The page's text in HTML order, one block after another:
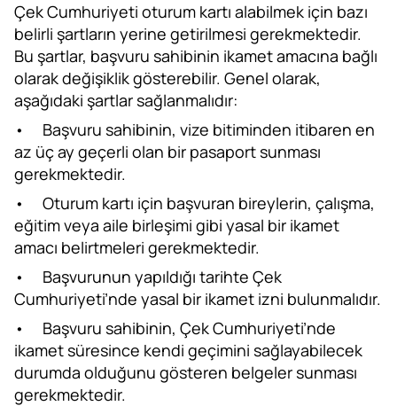
Çek Cumhuriyeti oturum kartı alabilmek için bazı
belirli şartların yerine getirilmesi gerekmektedir.
Bu şartlar, başvuru sahibinin ikamet amacına bağlı
olarak değişiklik gösterebilir. Genel olarak,
aşağıdaki şartlar sağlanmalıdır:
•
Başvuru sahibinin, vize bitiminden itibaren en
az üç ay geçerli olan bir pasaport sunması
gerekmektedir.
•
Oturum kartı için başvuran bireylerin, çalışma,
eğitim veya aile birleşimi gibi yasal bir ikamet
amacı belirtmeleri gerekmektedir.
•
Başvurunun yapıldığı tarihte Çek
Cumhuriyeti’nde yasal bir ikamet izni bulunmalıdır.
•
Başvuru sahibinin, Çek Cumhuriyeti’nde
ikamet süresince kendi geçimini sağlayabilecek
durumda olduğunu gösteren belgeler sunması
gerekmektedir.